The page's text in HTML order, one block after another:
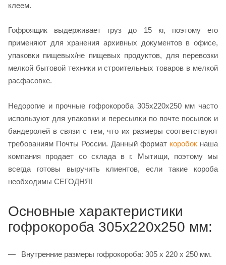
клеем.
Гофроящик выдерживает груз до 15 кг, поэтому его
применяют для хранения архивных документов в офисе,
упаковки пищевых/не пищевых продуктов, для перевозки
мелкой бытовой техники и строительных товаров в мелкой
расфасовке.
Недорогие и прочные гофрокороба 305х220х250 мм часто
используют для упаковки и пересылки по почте посылок и
бандеролей в связи с тем, что их размеры соответствуют
требованиям Почты России. Данный формат коробокнаша
компания продает со склада в г. Мытищи, поэтому мы
всегда готовы выручить клиентов, если такие короба
необходимы СЕГОДНЯ!
Основные характеристики
гофрокороба 305х220х250 мм:
Внутренние размеры гофрокороба: 305 х 220 х 250 мм.